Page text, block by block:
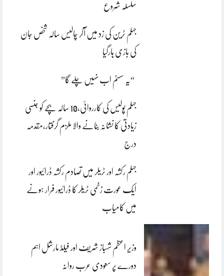
سلسلہ شروع
جہلم ٹرین کی زد میں آکر چالیس سالہ شخص جان
کی بازی ہارگیا
“یہ سسٹم اب نہیں چلے گا”
جہلم پولیس کی کارروائی،10 سالہ بچے کو جنسی
زیادتی کا نشانہ بنانے والا ملزم گرفتار،مقدمہ
درج
جہلم رکشہ اور ٹریلر میں تصادم رکشہ ڈرائیور اور
ایک عورت زخمی ٹریلر کا ڈرائیور فرار ہونے
میں کامیاب
وزیر اعظم شہباز شریف اور فیلڈ مارشل اہم
دورے پر سعودی عرب روانہ